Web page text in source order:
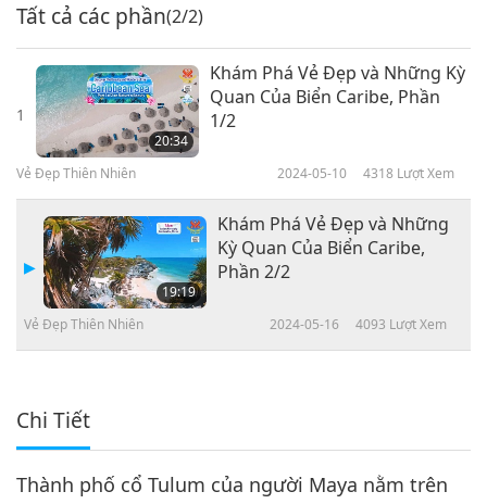
Tất cả các phần(2/2)
1
20:34
Khám Phá Vẻ Đẹp và Những Kỳ
Quan Của Biển Caribe, Phần
1/2
Vẻ Đẹp Thiên Nhiên 2024-05-10 4318 Lượt Xem
19:19
Khám Phá Vẻ Đẹp và Những
Kỳ Quan Của Biển Caribe,
Phần 2/2
Vẻ Đẹp Thiên Nhiên 2024-05-16 4093 Lượt Xem
Chi Tiết
Thành phố cổ Tulum của người Maya nằm trên